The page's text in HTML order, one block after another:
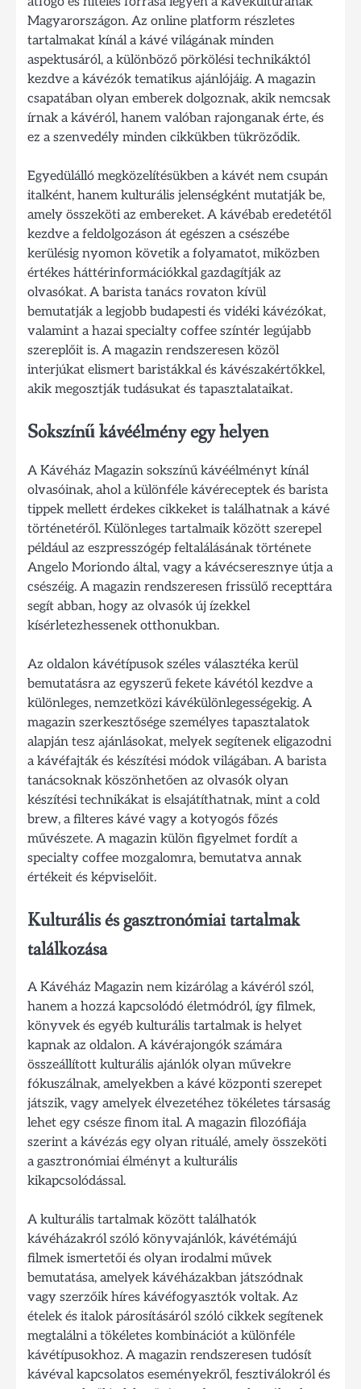
Magyarországon. Az online platform részletes
tartalmakat kínál a kávé világának minden
aspektusáról, a különböző pörkölési technikáktól
kezdve a kávézók tematikus ajánlójáig. A magazin
csapatában olyan emberek dolgoznak, akik nemcsak
írnak a kávéról, hanem valóban rajonganak érte, és
ez a szenvedély minden cikkükben tükröződik.
Egyedülálló megközelítésükben a kávét nem csupán
italként, hanem kulturális jelenségként mutatják be,
amely összeköti az embereket. A kávébab eredetétől
kezdve a feldolgozáson át egészen a csészébe
kerülésig nyomon követik a folyamatot, miközben
értékes háttérinformációkkal gazdagítják az
olvasókat. A barista tanács rovaton kívül
bemutatják a legjobb budapesti és vidéki kávézókat,
valamint a hazai specialty coffee színtér legújabb
szereplőit is. A magazin rendszeresen közöl
interjúkat elismert baristákkal és kávészakértőkkel,
akik megosztják tudásukat és tapasztalataikat.
Sokszínű kávéélmény egy helyen
A Kávéház Magazin sokszínű kávéélményt kínál
olvasóinak, ahol a különféle kávéreceptek és barista
tippek mellett érdekes cikkeket is találhatnak a kávé
történetéről. Különleges tartalmaik között szerepel
például az eszpresszógép feltalálásának története
Angelo Moriondo által, vagy a kávécseresznye útja a
csészéig. A magazin rendszeresen frissülő recepttára
segít abban, hogy az olvasók új ízekkel
kísérletezhessenek otthonukban.
Az oldalon kávétípusok széles választéka kerül
bemutatásra az egyszerű fekete kávétól kezdve a
különleges, nemzetközi kávékülönlegességekig. A
magazin szerkesztősége személyes tapasztalatok
alapján tesz ajánlásokat, melyek segítenek eligazodni
a kávéfajták és készítési módok világában. A barista
tanácsoknak köszönhetően az olvasók olyan
készítési technikákat is elsajátíthatnak, mint a cold
brew, a filteres kávé vagy a kotyogós főzés
művészete. A magazin külön figyelmet fordít a
specialty coffee mozgalomra, bemutatva annak
értékeit és képviselőit.
Kulturális és gasztronómiai tartalmak
találkozása
A Kávéház Magazin nem kizárólag a kávéról szól,
hanem a hozzá kapcsolódó életmódról, így filmek,
könyvek és egyéb kulturális tartalmak is helyet
kapnak az oldalon. A kávérajongók számára
összeállított kulturális ajánlók olyan művekre
fókuszálnak, amelyekben a kávé központi szerepet
játszik, vagy amelyek élvezetéhez tökéletes társaság
lehet egy csésze finom ital. A magazin filozófiája
szerint a kávézás egy olyan rituálé, amely összeköti
a gasztronómiai élményt a kulturális
kikapcsolódással.
A kulturális tartalmak között találhatók
kávéházakról szóló könyvajánlók, kávétémájú
filmek ismertetői és olyan irodalmi művek
bemutatása, amelyek kávéházakban játszódnak
vagy szerzőik híres kávéfogyasztók voltak. Az
ételek és italok párosításáról szóló cikkek segítenek
megtalálni a tökéletes kombinációt a különféle
kávétípusokhoz. A magazin rendszeresen tudósít
kávéval kapcsolatos eseményekről, fesztiválokról és